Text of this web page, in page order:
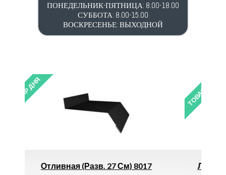
ПОНЕДЕЛЬНИК-ПЯТНИЦА: 8.00-18.00
СУББОТА: 8.00-15.00
ВОСКРЕСЕНЬЕ: ВЫХОДНОЙ
ТОВАР ДНЯ
Лоток Водоотводный Gidrolica DN100